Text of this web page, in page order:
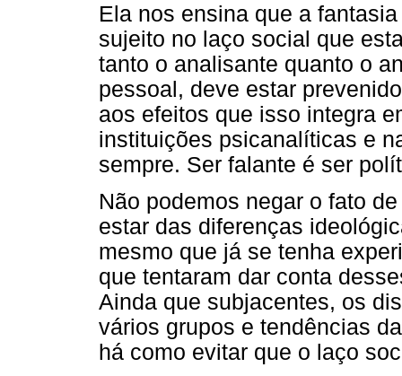
Ela nos ensina que a
sujeito no laço social que
tanto o analisante quanto o
pessoal, deve estar
aos efeitos que isso integra
instituições psicanalíticas e
sempre. Ser falante é ser
Não podemos negar o fato
estar das diferenças
mesmo que já se tenha
que tentaram dar conta
Ainda que subjacentes, os
vários grupos e tendências
há como evitar que o laço